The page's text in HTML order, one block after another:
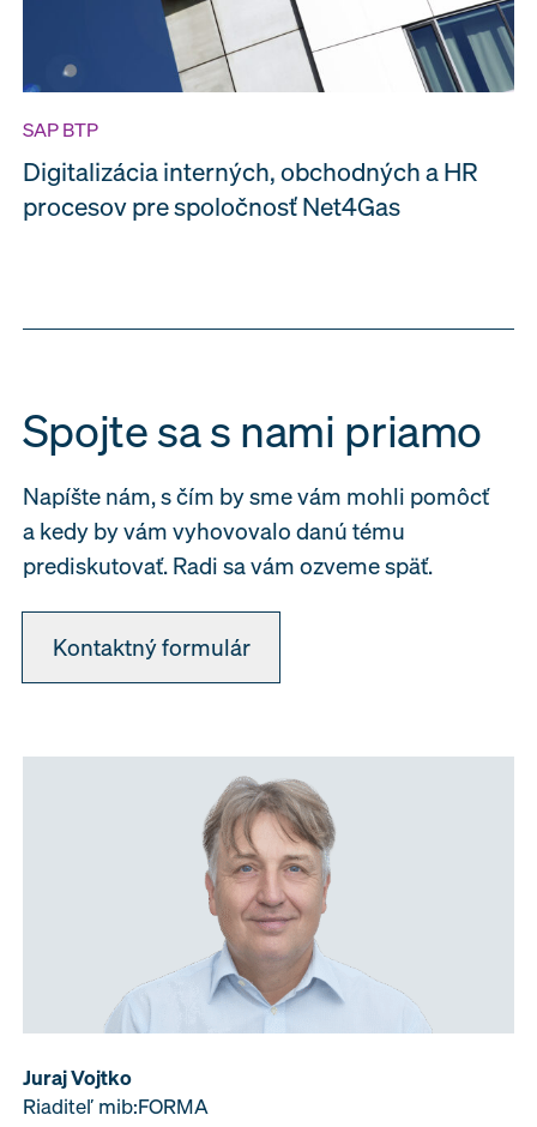
SAP BTP
Digitalizácia interných, obchodných a HR
procesov pre spoločnosť Net4Gas
Spojte sa s nami priamo
Napíšte nám, s čím by sme vám mohli pomôcť
a kedy by vám vyhovovalo danú tému
prediskutovať. Radi sa vám ozveme späť.
Kontaktný formulár
Juraj Vojtko
Riaditeľ mib:FORMA